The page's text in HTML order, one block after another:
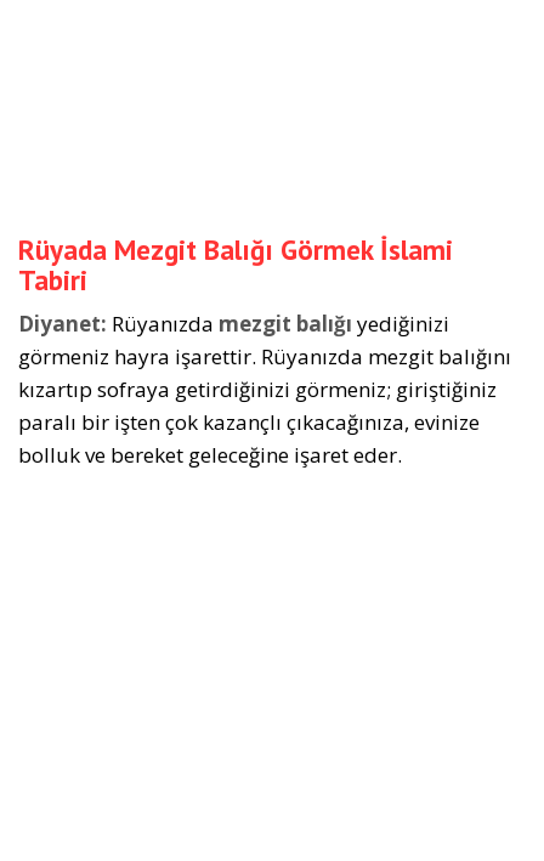
Rüyada Mezgit Balığı Görmek İslami
Tabiri
Diyanet: Rüyanızda mezgit balığı yediğinizi
görmeniz hayra işarettir. Rüyanızda mezgit balığını
kızartıp sofraya getirdiğinizi görmeniz; giriştiğiniz
paralı bir işten çok kazançlı çıkacağınıza, evinize
bolluk ve bereket geleceğine işaret eder.